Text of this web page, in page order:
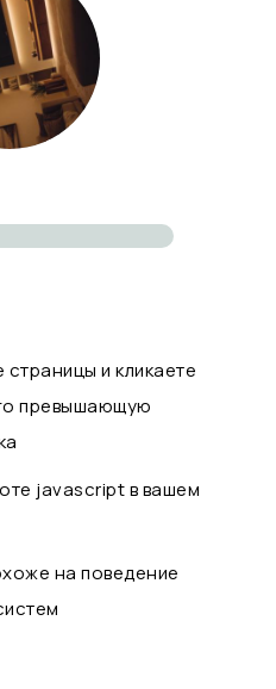
и кликаете
превышающую
javascript в вашем
на поведение